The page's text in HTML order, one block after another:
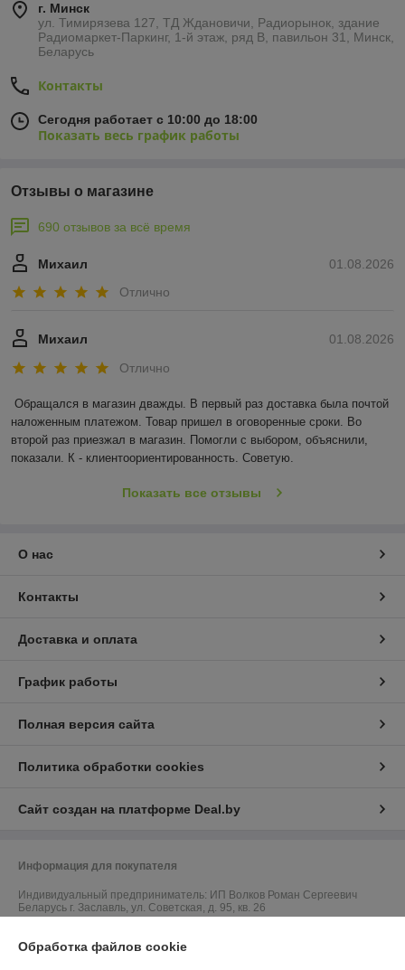
г. Минск
ул. Тимирязева 127, ТД Ждановичи, Радиорынок, здание
Радиомаркет-Паркинг, 1-й этаж, ряд В, павильон 31, Минск,
Беларусь
Контакты
Сегодня работает с 10:00 до 18:00
Показать весь график работы
Отзывы о магазине
690 отзывов за всё время
01.08.2026
Михаил
Отлично
01.08.2026
Михаил
Отлично
Обращался в магазин дважды. В первый раз доставка была почтой
наложенным платежом. Товар пришел в оговоренные сроки. Во
второй раз приезжал в магазин. Помогли с выбором, объяснили,
показали. К - клиентоориентированность. Советую.
Показать все отзывы
О нас
Контакты
Доставка и оплата
График работы
Полная версия сайта
Политика обработки cookies
Сайт создан на платформе Deal.by
Информация для покупателя
Индивидуальный предприниматель: ИП Волков Роман Сергеевич
Беларусь г. Заславль, ул. Советская, д. 95, кв. 26
Обработка файлов cookie